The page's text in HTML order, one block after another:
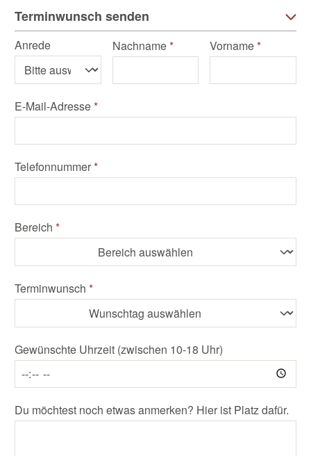
Terminwunsch senden
Anrede Nachname* Vorname*
E-Mail-Adresse*
Telefonnummer*
Bereich *
Terminwunsch *
Gewünschte Uhrzeit (zwischen 10-18 Uhr)
Du möchtest noch etwas anmerken? Hier ist Platz dafür.